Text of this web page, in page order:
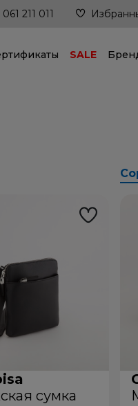
рукой!
061 211 011
SALE
сумка